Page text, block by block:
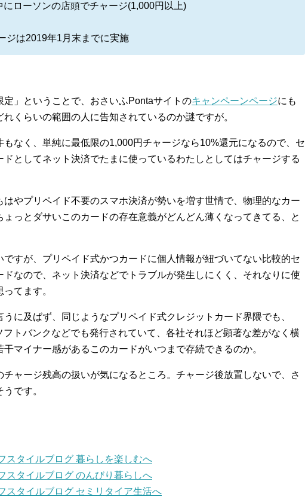
にローソンの店頭でチャージ(1,000円以上)
ジは2019年1月末までに実施
定」ということで、おさいふPontaサイトのキャンペーンページにも
くらいの範囲の人に告知されているのか謎ですが。
もなく、単純に最低限の1,000円チャージなら10%還元になるので、セ
ドとしてネット決済でたまに使っているわたしとしてはチャージする
はやプリペイド不要のスマホ決済が勢いを増す世情で、物理的なカー
ょっとダサいこのカードの存在意義がどんどん薄くなってきてる、と
すが、プリペイド式かつカードに個人情報が紐づいてない比較的セ
ドなので、ネット決済などでトラブルが発生しにくく、それなりに使
てます。
うに及ばず、同じようなプリペイド式クレジットカード界隈でも、
フトバンクなどでも発行されていて、各社それほど顕著な差がなく横
マイナー感があるこのカードがいつまで存続できるのか。
チャージ残高の扱いが気になるところ。チャージ後放置しないで、さ
です。